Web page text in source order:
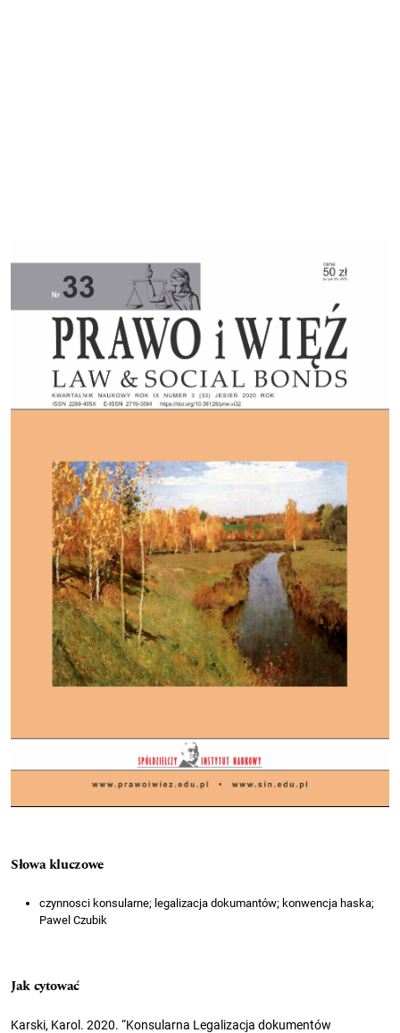
Słowa kluczowe
czynnosci konsularne; legalizacja dokumantów; konwencja haska;
Pawel Czubik
Jak cytować
Karski, Karol. 2020. “Konsularna Legalizacja dokumentów